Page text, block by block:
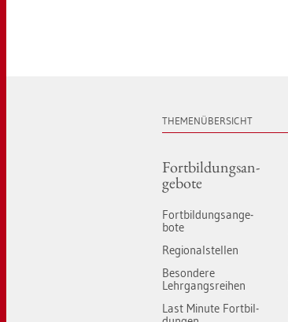
THE­MEN­ÜBER­SICHT
Fort­bil­dungs­an­
ge­bo­te
Fort­bil­dungs­an­ge­
bo­te
Re­gio­nal­stel­len
Be­son­de­re
Lehr­gangs­rei­hen
Last Mi­nu­te Fort­bil­